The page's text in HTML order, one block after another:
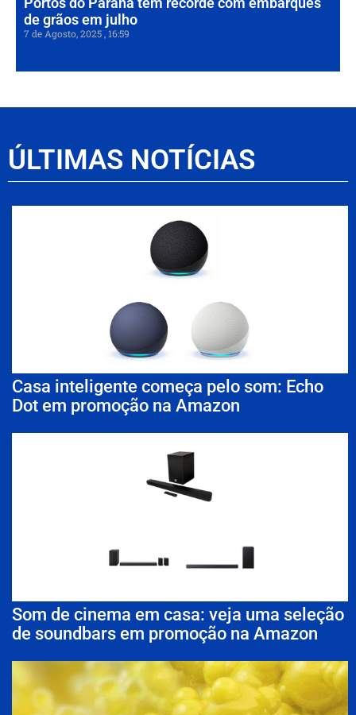
de grãos em julho
7 de Agosto, 2025 16:59
ÚLTIMAS NOTÍCIAS
Casa inteligente começa pelo som: Echo
Dot em promoção na Amazon
Som de cinema em casa: veja uma seleção
de soundbars em promoção na Amazon